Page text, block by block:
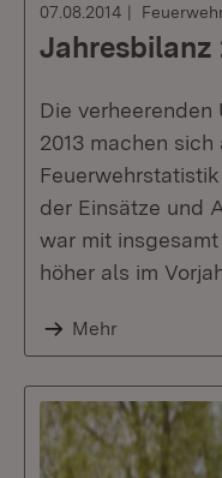
07.08.2014
Jahresbilanz
Die
2013 machen
der Einsätze und
war mit insgesamt
höher als im
Mehr